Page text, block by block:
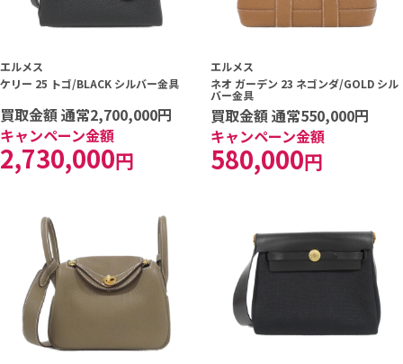
エルメス
ケリー 25 トゴ/BLACK シルバー金具
買取金額 通常2,700,000円
キャンペーン金額
2,730,000円
エルメス
ネオ ガーデン 23 ネゴンダ/GOLD シル
バー金具
買取金額 通常550,000円
キャンペーン金額
580,000円